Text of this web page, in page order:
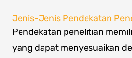
Jenis-Jenis Pendekatan
Pendekatan penelitian
yang dapat menyesuaikan